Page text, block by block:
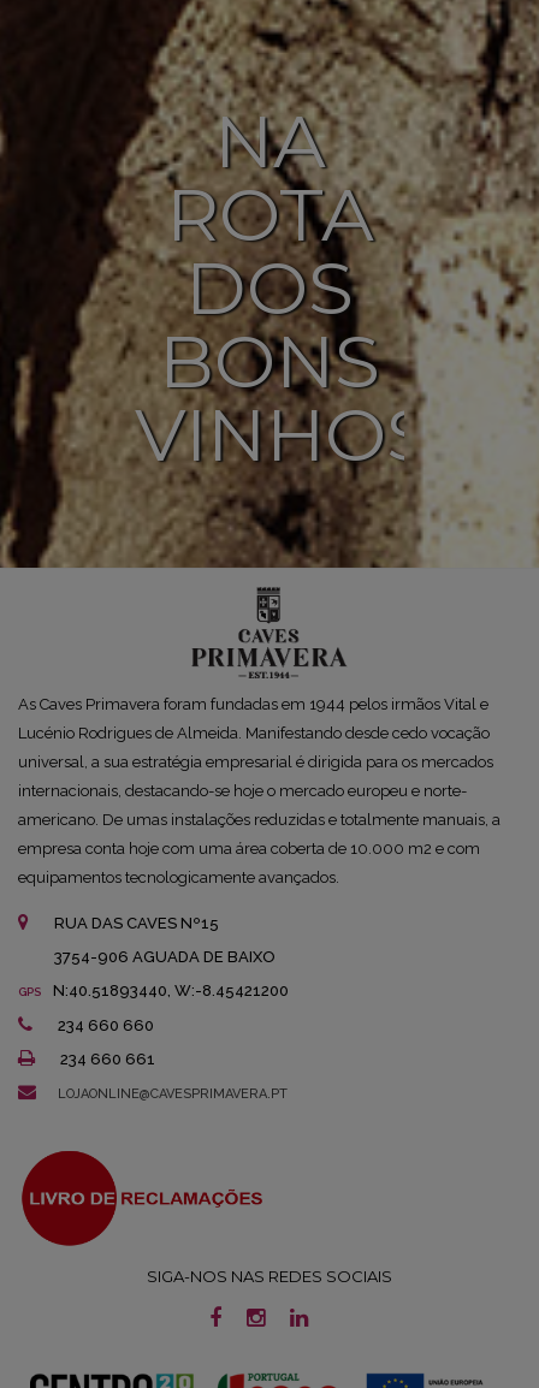
NA
ROTA
DOS
BONS
VINHOS
As Caves Primavera foram fundadas em 1944 pelos irmãos Vital e
Lucénio Rodrigues de Almeida. Manifestando desde cedo vocação
universal, a sua estratégia empresarial é dirigida para os mercados
internacionais, destacando-se hoje o mercado europeu e norte-
americano. De umas instalações reduzidas e totalmente manuais, a
empresa conta hoje com uma área coberta de 10.000 m2 e com
equipamentos tecnologicamente avançados.
RUA DAS CAVES Nº15
3754-906 AGUADA DE BAIXO
GPS
N:40.51893440, W:-8.45421200
234 660 660
234 660 661
LOJAONLINE@CAVESPRIMAVERA.PT
SIGA-NOS NAS REDES SOCIAIS